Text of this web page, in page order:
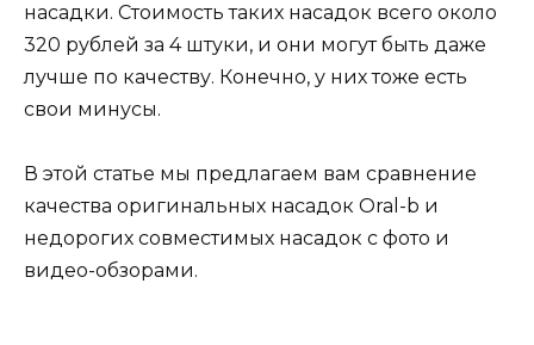
насадки. Стоимость таких насадок всего около
320 рублей за 4 штуки, и они могут быть даже
лучше по качеству. Конечно, у них тоже есть
свои минусы.
В этой статье мы предлагаем вам сравнение
качества оригинальных насадок Oral-b и
недорогих совместимых насадок с фото и
видео-обзорами.